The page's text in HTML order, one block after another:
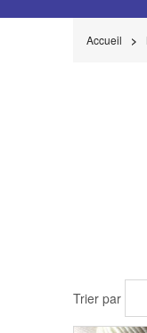
Accueil
Trier par